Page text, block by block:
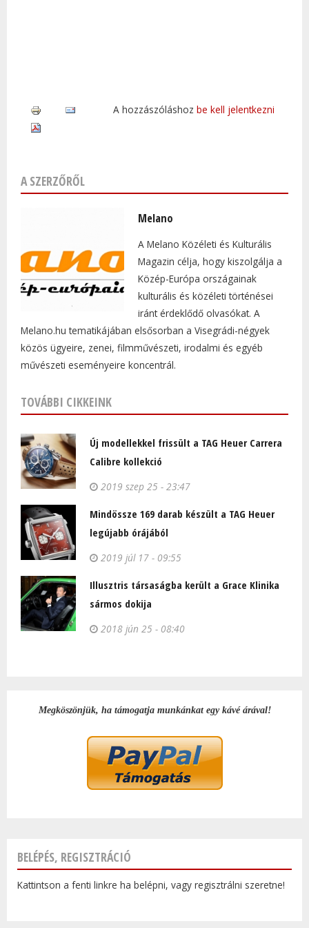
A hozzászóláshoz be kell jelentkezni
A SZERZŐRŐL
Melano
A Melano Közéleti és Kulturális
Magazin célja, hogy kiszolgálja a
Közép-Európa országainak
kulturális és közéleti történései
iránt érdeklődő olvasókat. A
Melano.hu tematikájában elsősorban a Visegrádi-négyek
közös ügyeire, zenei, filmművészeti, irodalmi és egyéb
művészeti eseményeire koncentrál.
TOVÁBBI CIKKEINK
Új modellekkel frissült a TAG Heuer Carrera
Calibre kollekció
2019 szep 25 - 23:47
Mindössze 169 darab készült a TAG Heuer
legújabb órájából
2019 júl 17 - 09:55
Illusztris társaságba került a Grace Klinika
sármos dokija
2018 jún 25 - 08:40
Megköszönjük, ha támogatja munkánkat egy kávé árával!
BELÉPÉS, REGISZTRÁCIÓ
Kattintson a fenti linkre ha belépni, vagy regisztrálni szeretne!